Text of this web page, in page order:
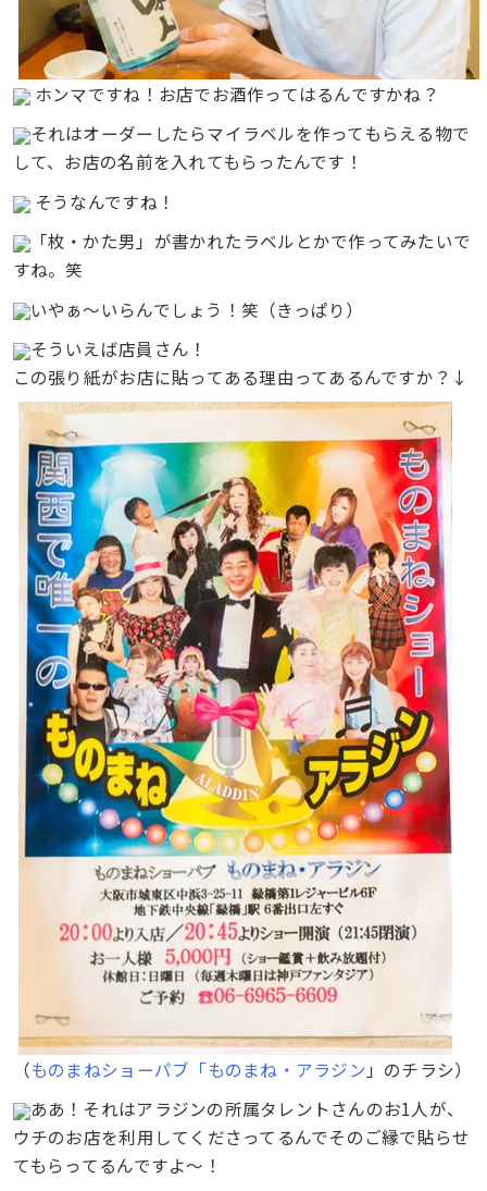
ホンマですね！お店でお酒作ってはるんですかね？
それはオーダーしたらマイラベルを作ってもらえる物で
して、お店の名前を入れてもらったんです！
そうなんですね！
「枚・かた男」が書かれたラベルとかで作ってみたいで
すね。笑
いやぁ〜いらんでしょう！笑（きっぱり）
そういえば店員さん！
この張り紙がお店に貼ってある理由ってあるんですか？↓
（ものまねショーパブ「ものまね・アラジン 」のチラシ）
ああ！それはアラジンの所属タレントさんのお1人が、
ウチのお店を利用してくださってるんでそのご縁で貼らせ
てもらってるんですよ〜！